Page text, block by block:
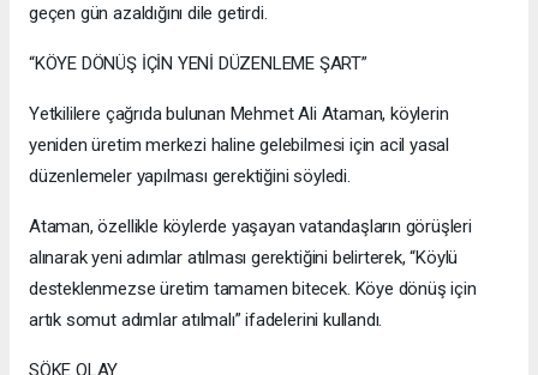
geçen gün azaldığını dile getirdi.
“KÖYE DÖNÜŞ İÇİN YENİ DÜZENLEME ŞART”
Yetkililere çağrıda bulunan Mehmet Ali Ataman, köylerin
yeniden üretim merkezi haline gelebilmesi için acil yasal
düzenlemeler yapılması gerektiğini söyledi.
Ataman, özellikle köylerde yaşayan vatandaşların görüşleri
alınarak yeni adımlar atılması gerektiğini belirterek, “Köylü
desteklenmezse üretim tamamen bitecek. Köye dönüş için
artık somut adımlar atılmalı” ifadelerini kullandı.
SÖKE OLAY